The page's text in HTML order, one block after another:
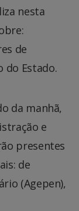
nesta
de
do Estado.
da manhã,
e
presentes
de
(Agepen),